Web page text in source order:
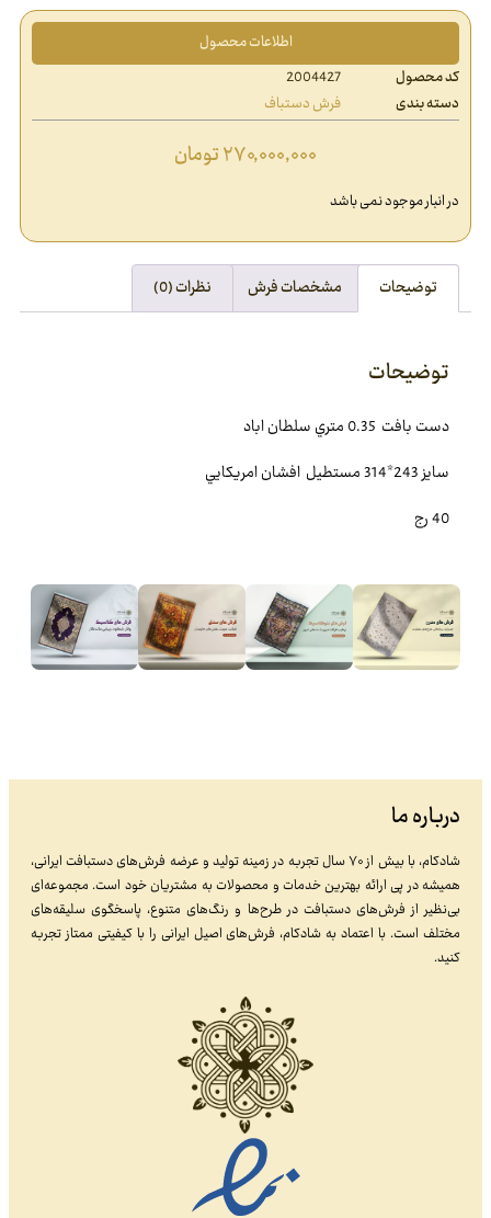
اطلاعات محصول
کد محصول
2004427
دسته بندی
فرش دستباف
۲۷۰,۰۰۰,۰۰۰تومان
در انبار موجود نمی باشد
توضیحات مشخصات فرش نظرات (0)
توضیحات
دست بافت 0.35 متري سلطان اباد
سایز 243*314 مستطيل افشان امريکايي
40 رج
درباره ما
شادکام، با بیش از ۷۰ سال تجربه در زمینه تولید و عرضه فرش‌های دستبافت ایرانی،
همیشه در پی ارائه بهترین خدمات و محصولات به مشتریان خود است. مجموعه‌ای
بی‌نظیر از فرش‌های دستبافت در طرح‌ها و رنگ‌های متنوع، پاسخگوی سلیقه‌های
مختلف است. با اعتماد به شادکام، فرش‌های اصیل ایرانی را با کیفیتی ممتاز تجربه
کنید.